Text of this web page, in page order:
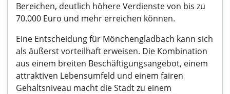
Bereichen, deutlich höhere Verdienste von bis zu
70.000 Euro und mehr erreichen können.
Eine Entscheidung für Mönchengladbach kann sich
als äußerst vorteilhaft erweisen. Die Kombination
aus einem breiten Beschäftigungsangebot, einem
attraktiven Lebensumfeld und einem fairen
Gehaltsniveau macht die Stadt zu einem